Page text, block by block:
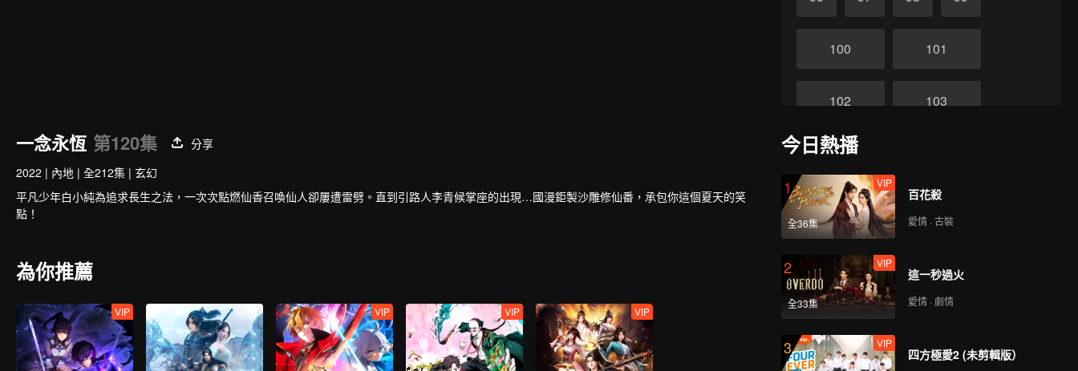
100 101
102 103
104
106 107
108
110 111
112 113
一念永恆 第120集
分享
2022 | 內地 | 全212集 | 玄幻
平凡少年白小純為追求長生之法，一次次點燃仙香召喚仙人卻屢遭雷劈。直到引路人李青候掌座的出現…國漫鉅製沙雕修仙番，承包你這個夏天的笑
點！
為你推薦
VIP VIP VIP VIP
今日熱播
1
全36集
VIP
百花殺
愛情 · 古裝
2
全33集
VIP
這一秒過火
愛情 · 劇情
3 VIP
四方極愛2 (未剪輯版）